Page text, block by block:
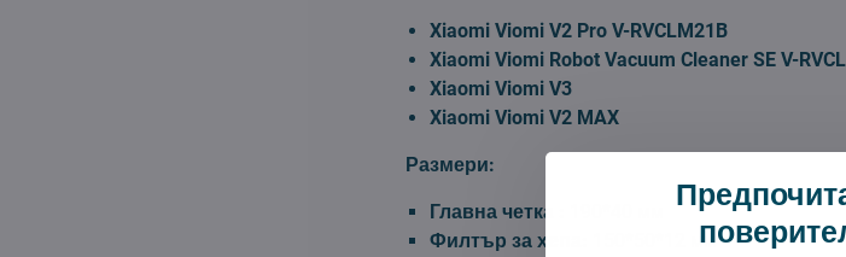
Xiaomi Viomi V2 Pro V-RVCLM21B
Xiaomi Viomi Robot Vacuum Cleaner SE V-
Xiaomi Viomi V3
Xiaomi Viomi V2 MAX
Размери:
Главна четка :
Филтър за хепа:
150*50*12 мм